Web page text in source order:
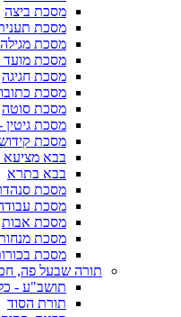
מסכת ביצה
מסכת
מסכת מגילה
מסכת מועד
מסכת חגיגה
מסכת
מסכת סוטה
מסכת גיטין
מסכת
בבא מציעא
בבא בתרא
מסכת
מסכת
מסכת אבות
מסכת
מסכת
תורה שבעל פה,
תושב"ע -
תורת הסוד